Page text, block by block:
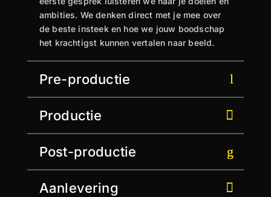
ambities. We denken direct met je mee over
de beste insteek en hoe we jouw boodschap
het krachtigst kunnen vertalen naar beeld.
Pre-productie
Productie
Post-productie
Aanlevering